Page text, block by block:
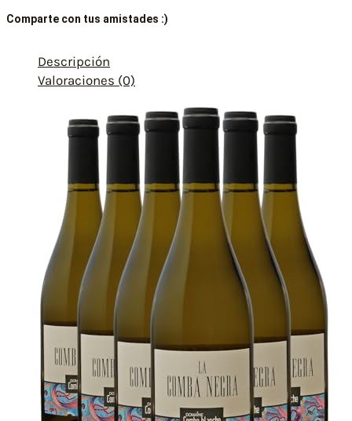
Comparte con tus amistades :)
Descripción
Valoraciones (0)